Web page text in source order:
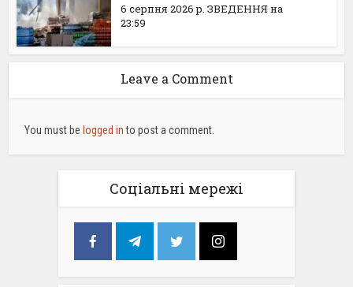
6 серпня 2026 р. ЗВЕДЕННЯ на
23:59
Leave a Comment
You must be logged into post a comment.
Соціальні мережі